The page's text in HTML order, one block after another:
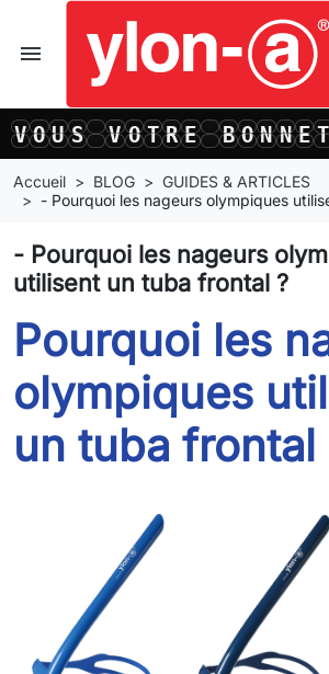
menu
O
O U
U S
S V
V O
O T
T R
R E
E B
B O
O N
N N
N E
E T
T
Accueil BLOG
GUIDES & ARTICLES
- Pourquoi les nageurs olympiques
- Pourquoi les nageurs
utilisent un tuba frontal ?
Pourquoi les
olympiques
un tuba frontal